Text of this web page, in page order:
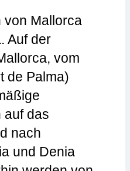
von Mallorca
Auf der
vom
de Palma)
auf das
nach
und Denia